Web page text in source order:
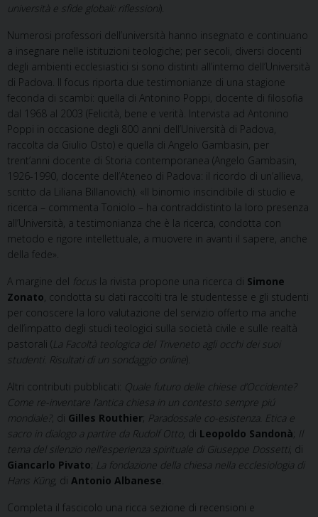
università e sfide globali: riflessioni).
Numerosi professori dell’università hanno insegnato e continuano
a insegnare nelle istituzioni teologiche; per secoli, diversi docenti
degli ambienti ecclesiastici si sono distinti all’interno dell’Università
di Padova. Il focus riporta due testimonianze di una stagione
feconda di scambi: quella di Antonino Poppi, docente di filosofia
dal 1968 al 2003 (Felicità, bene e verità. Intervista ad Antonino
Poppi in occasione degli 800 anni dell’Università di Padova,
raccolta da Giulio Osto) e quella di Angelo Gambasin, per
trent’anni docente di Storia contemporanea (Angelo Gambasin,
1926-1990, docente dell’Ateneo di Padova: il ricordo di un’allieva,
scritto da Liliana Billanovich). «Il binomio inscindibile di studio e
ricerca – commenta Toniolo – ha contraddistinto la loro presenza
all’Università, a testimonianza che è la ricerca, condotta con
metodo e rigore intellettuale, a muovere in avanti il sapere, anche
della fede».
A margine del focus la rivista propone una ricerca di Simone
Zonato, condotta su dati raccolti tra le studentesse e gli studenti
per conoscere la loro valutazione del servizio offerto ma anche
dell’impatto degli studi teologici sulla società civile e sulle realtà
pastorali (La Facoltà teologica del Triveneto agli occhi dei suoi
studenti. Risultati di un sondaggio online).
Altri contributi pubblicati: Quale futuro delle chiese d’Occidente?
Come re-inventare l’antica chiesa in un contesto sempre piú
mondiale?, di Gilles Routhier; Paradossale co-esistenza. Etica e
sacro in dialogo a partire da Rudolf Otto, di Leopoldo Sandonà; Il
tema del silenzio nell’esperienza spirituale di Giuseppe Dossetti, di
Giancarlo Pivato; La fondazione della chiesa nella ecclesiologia di
Hans Küng, di Antonio Albanese.
Completa il fascicolo una ricca sezione di recensioni e